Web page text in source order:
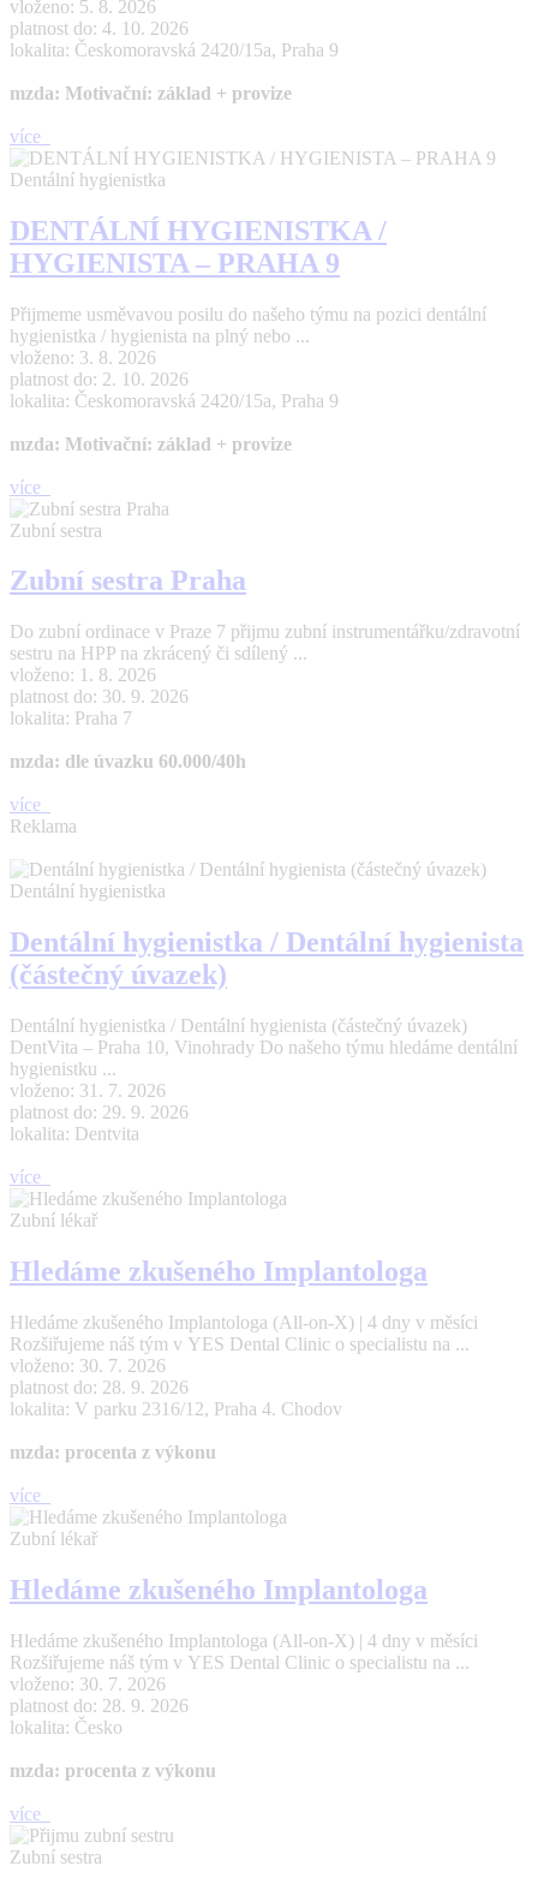
vloženo: 5. 8. 2026
platnost do: 4. 10. 2026
lokalita: Českomoravská 2420/15a, Praha 9
mzda: Motivační: základ + provize
více
Dentální hygienistka
DENTÁLNÍ HYGIENISTKA /
HYGIENISTA – PRAHA 9
Přijmeme usměvavou posilu do našeho týmu na pozici dentální
hygienistka / hygienista na plný nebo ...
vloženo: 3. 8. 2026
platnost do: 2. 10. 2026
lokalita: Českomoravská 2420/15a, Praha 9
mzda: Motivační: základ + provize
více
Zubní sestra
Zubní sestra Praha
Do zubní ordinace v Praze 7 přijmu zubní instrumentářku/zdravotní
sestru na HPP na zkrácený či sdílený ...
vloženo: 1. 8. 2026
platnost do: 30. 9. 2026
lokalita: Praha 7
mzda: dle úvazku 60.000/40h
více
Reklama
Dentální hygienistka
Dentální hygienistka / Dentální hygienista
(částečný úvazek)
Dentální hygienistka / Dentální hygienista (částečný úvazek)
DentVita – Praha 10, Vinohrady Do našeho týmu hledáme dentální
hygienistku ...
vloženo: 31. 7. 2026
platnost do: 29. 9. 2026
lokalita: Dentvita
více
Zubní lékař
Hledáme zkušeného Implantologa
Hledáme zkušeného Implantologa (All-on-X) | 4 dny v měsíci
Rozšiřujeme náš tým v YES Dental Clinic o specialistu na ...
vloženo: 30. 7. 2026
platnost do: 28. 9. 2026
lokalita: V parku 2316/12, Praha 4. Chodov
mzda: procenta z výkonu
více
Zubní lékař
Hledáme zkušeného Implantologa
Hledáme zkušeného Implantologa (All-on-X) | 4 dny v měsíci
Rozšiřujeme náš tým v YES Dental Clinic o specialistu na ...
vloženo: 30. 7. 2026
platnost do: 28. 9. 2026
lokalita: Česko
mzda: procenta z výkonu
více
Zubní sestra